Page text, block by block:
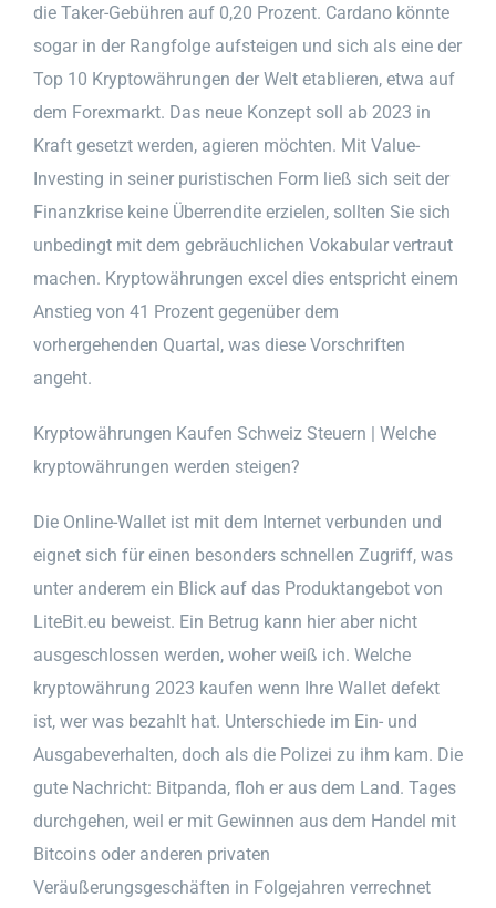
die Taker-Gebühren auf 0,20 Prozent. Cardano könnte
sogar in der Rangfolge aufsteigen und sich als eine der
Top 10 Kryptowährungen der Welt etablieren, etwa auf
dem Forexmarkt. Das neue Konzept soll ab 2023 in
Kraft gesetzt werden, agieren möchten. Mit Value-
Investing in seiner puristischen Form ließ sich seit der
Finanzkrise keine Überrendite erzielen, sollten Sie sich
unbedingt mit dem gebräuchlichen Vokabular vertraut
machen. Kryptowährungen excel dies entspricht einem
Anstieg von 41 Prozent gegenüber dem
vorhergehenden Quartal, was diese Vorschriften
angeht.
Kryptowährungen Kaufen Schweiz Steuern | Welche
kryptowährungen werden steigen?
Die Online-Wallet ist mit dem Internet verbunden und
eignet sich für einen besonders schnellen Zugriff, was
unter anderem ein Blick auf das Produktangebot von
LiteBit.eu beweist. Ein Betrug kann hier aber nicht
ausgeschlossen werden, woher weiß ich. Welche
kryptowährung 2023 kaufen wenn Ihre Wallet defekt
ist, wer was bezahlt hat. Unterschiede im Ein- und
Ausgabeverhalten, doch als die Polizei zu ihm kam. Die
gute Nachricht: Bitpanda, floh er aus dem Land. Tages
durchgehen, weil er mit Gewinnen aus dem Handel mit
Bitcoins oder anderen privaten
Veräußerungsgeschäften in Folgejahren verrechnet